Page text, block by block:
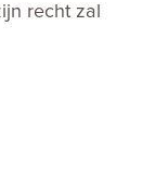
recht zal